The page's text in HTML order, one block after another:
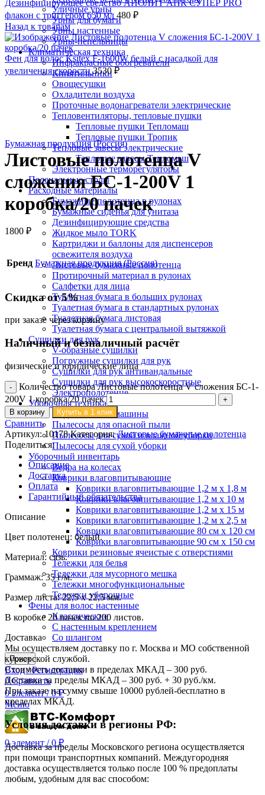
Уличные урны
Урны для бумаги
Урны настенные
Урны-пепельницы
Климатическая техника
Инфракрасные обогреватели
Кипятильники
Овощесушки
Охладители воздуха
Проточные водонагреватели электрические
Тепловентиляторы, тепловые пушки
Тепловые пушки Тепломаш
Тепловые пушки Тропик
Тепловые завесы электрические
Тепловые завесы Тепломаш
Электронные терморегуляторы
Пеленальные столы
Расходные материалы
Бумажные полотенца в рулонах
Бумажные сиденья для унитаза
Дезинфицирующие средства
Жидкое мыло TORK
Картриджи и баллоны для диспенсеров
освежителя воздуха
Листовые бумажные полотенца
Протирочный материал в рулонах
Салфетки для лица
Туалетная бумага в больших рулонах
Туалетная бумага в стандартных рулонах
Туалетная бумага листовая
Туалетная бумага с центральной вытяжкой
Сушилки для рук
V-образные сушилки
Погружные сушилки для рук
Сушилки для рук антивандальные
Сушилки для рук высокоскоростные
Электрополотенце
Уборочная техника
Подметальные машины
Пылесосы для опасной пыли
Пылесосы для сухой и влажной уборки
Пылесосы для сухой уборки
Уборочный инвентарь
Ведра на колесах
Коврики влаговпитывающие
Коврики влаговпитывающие 1,2 м х 1,8 м
Коврики влаговпитывающие 1,2 м х 10 м
Коврики влаговпитывающие 1,2 м х 15 м
Коврики влаговпитывающие 1,2 м х 2,5 м
Коврики влаговпитывающие 80 см х 120 см
Коврики влаговпитывающие 90 см х 150 см
Коврики резиновые ячеистые с отверстиями
Тележки для белья
Тележки для мусорного мешка
Тележки многофункциональные
Тележки уборочные
Фены для волос настенные
Классические
С настенным креплением
Со шлангом
Поиск
Вход / Регистрация
0 Сравнить
0элемент / 0₽
Меню
0элемент / 0 ₽
Дезинфицирующее средство АНОЛИТ АНК СУПЕР PRO
флакон с триггером 650 мл 480 ₽
Назад к товарам
Фен для волос Ksitex F-1600W белый с насадкой для
увеличения скорости3530 ₽
Нажмите, чтобы увеличить
Бумажная продукция (Россия)
Листовые полотенца V
сложения БС-1-200V 1
коробка/20 пачек
1800 ₽
Бренд Бумажная продукция (Россия)
Скидка от 5%
при заказе через корзину
Наличный и безналичный расчёт
физические и юридические лица
Количество товара Листовые полотенца V сложения БС-1-
200V 1 коробка/20 пачек
В корзину Купить в 1 клик
Сравнить
Артикул:10178Категория: Листовые бумажные полотенца
Поделиться:
Описание
Доставка
Оплата
Гарантийный обязательства
Описание
Цвет полотенец: белый.
Материал: сязь.
Граммаж: 35 г/м.
Размер листа: 22,5 х 22,5 мм.
В коробке 20 пачек по 200 листов.
Доставка
Мы осуществляем доставку по г. Москва и МО собственной
курьерской службой.
Стоимость доставки в пределах МКАД – 300 руб.
Доставка за пределы МКАД – 300 руб. + 30 руб./км.
При заказе на сумму свыше 10000 рублей-бесплатно в
пределах МКАД.
Условия доставки в регионы РФ:
Доставка за пределы Московского региона осуществляется
при помощи транспортных компаний. Междугородняя
доставка осуществляется только после 100 % предоплаты
любым, удобным для вас способом: